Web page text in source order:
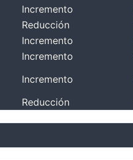
Incremento
Reducción
Incremento
Incremento
Incremento
Reducción